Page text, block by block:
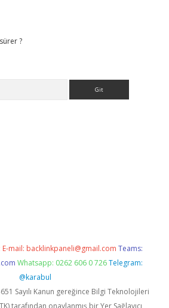
?
E-mail: backlinkpaneli@gmail.com Teams:
Whatsapp: 0262 606 0 726 Telegram:
@karabul
Sayılı Kanun gereğince Bilgi Teknolojileri
tarafından onaylanmış bir Yer Sağlayıcı